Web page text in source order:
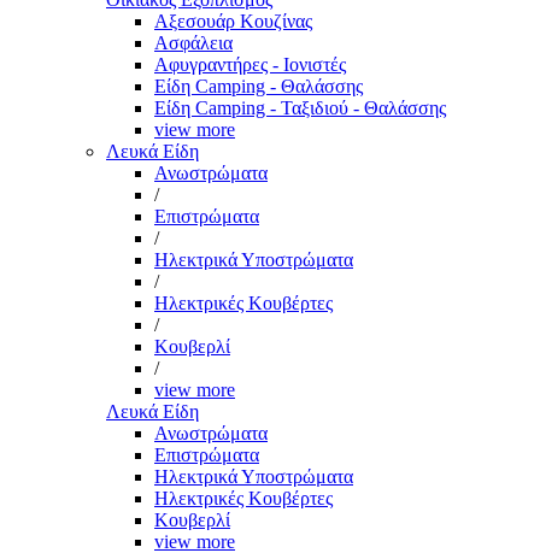
Αξεσουάρ Κουζίνας
Ασφάλεια
Αφυγραντήρες - Ιονιστές
Είδη Camping - Θαλάσσης
Είδη Camping - Ταξιδιού - Θαλάσσης
view more
Λευκά Είδη
Ανωστρώματα
/
Επιστρώματα
/
Ηλεκτρικά Υποστρώματα
/
Ηλεκτρικές Κουβέρτες
/
Κουβερλί
/
view more
Λευκά Είδη
Ανωστρώματα
Επιστρώματα
Ηλεκτρικά Υποστρώματα
Ηλεκτρικές Κουβέρτες
Κουβερλί
view more